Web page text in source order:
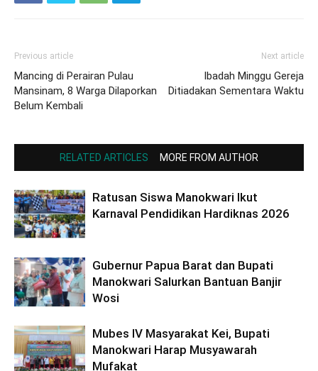
Previous article
Mancing di Perairan Pulau
Mansinam, 8 Warga Dilaporkan
Belum Kembali
Next article
Ibadah Minggu Gereja
Ditiadakan Sementara Waktu
RELATED ARTICLES MORE FROM AUTHOR
Ratusan Siswa Manokwari Ikut
Karnaval Pendidikan Hardiknas 2026
Gubernur Papua Barat dan Bupati
Manokwari Salurkan Bantuan Banjir
Wosi
Mubes IV Masyarakat Kei, Bupati
Manokwari Harap Musyawarah
Mufakat